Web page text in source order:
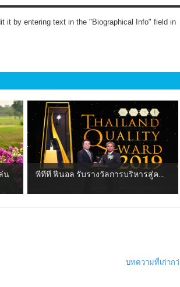
it by entering text in the "Biographical Info" field in
น
พีทีที ฟีนอล รับรางวัลการบริหารสู่ค...
บทความที่เก่าก